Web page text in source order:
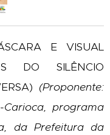
E VISUAL
DO SILÊNCIO
(Proponente:
Carioca, programa
da Prefeitura da